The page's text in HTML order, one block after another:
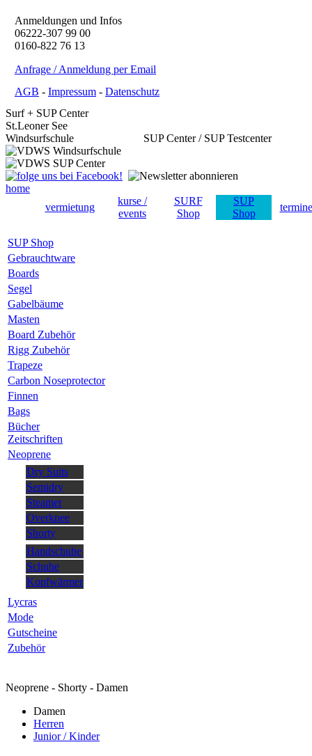
Anmeldungen und Infos
06222-307 99 00
0160-822 76 13
Anfrage / Anmeldung per Email
AGB - Impressum - Datenschutz
Surf + SUP Center
St.Leoner See
Windsurfschule SUP Center / SUP Testcenter
home
vermietung
kurse /
events
SURF
Shop
SUP
Shop
termine
SUP Shop
Gebrauchtware
Boards
Segel
Gabelbäume
Masten
Board Zubehör
Rigg Zubehör
Trapeze
Carbon Noseprotector
Finnen
Bags
Bücher
Zeitschriften
Neoprene
Dry Suits
Semidry
Steamer
Overknee
Shorty
Handschuhe
Schuhe
Kopfwärmer
Lycras
Mode
Gutscheine
Zubehör
Neoprene - Shorty - Damen
Damen
Herren
Junior / Kinder